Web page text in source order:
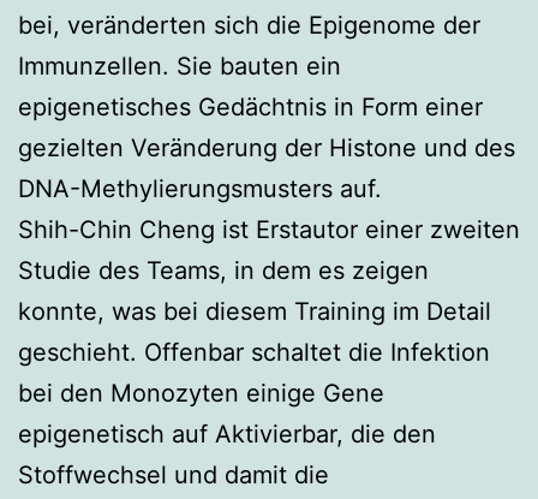
bei, veränderten sich die Epigenome der
Immunzellen. Sie bauten ein
epigenetisches Gedächtnis in Form einer
gezielten Veränderung der Histone und des
DNA-Methylierungsmusters auf.
Shih-Chin Cheng ist Erstautor einer zweiten
Studie des Teams, in dem es zeigen
konnte, was bei diesem Training im Detail
geschieht. Offenbar schaltet die Infektion
bei den Monozyten einige Gene
epigenetisch auf Aktivierbar, die den
Stoffwechsel und damit die